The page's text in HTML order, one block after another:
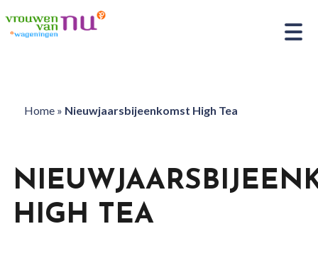
Home» Nieuwjaarsbijeenkomst High Tea
HIGH TEA